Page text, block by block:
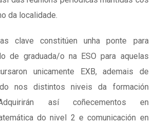
da localidade.
clave constitúen unha ponte para
de graduada/o na ESO para aquelas
unicamente EXB, ademais de
nos distintos niveis da formación
así coñecementos en
do nivel 2 e comunicación en